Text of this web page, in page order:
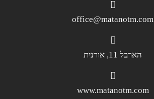
office@matanotm.com
הארבל 11, אורנית
www.matanotm.com